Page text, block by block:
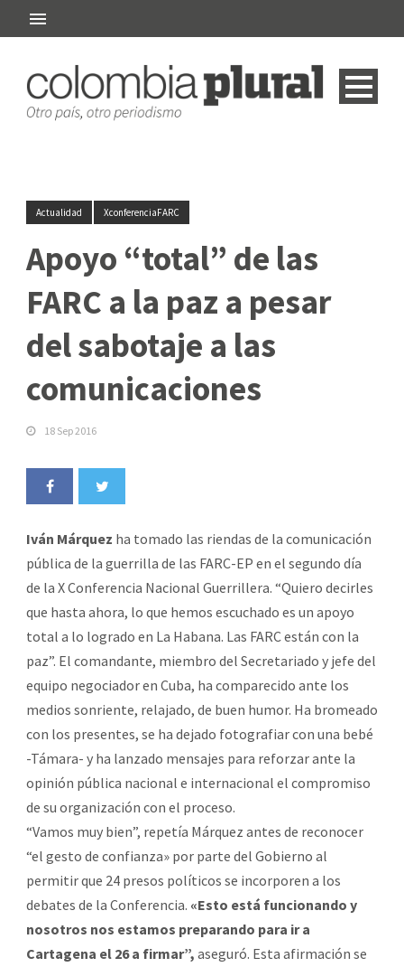
Actualidad XconferenciaFARC
Apoyo “total” de las
FARC a la paz a pesar
del sabotaje a las
comunicaciones
18 Sep 2016
Iván Márquez ha tomado las riendas de la comunicación
pública de la guerrilla de las FARC-EP en el segundo día
de la X Conferencia Nacional Guerrillera. “Quiero decirles
que hasta ahora, lo que hemos escuchado es un apoyo
total a lo logrado en La Habana. Las FARC están con la
paz”. El comandante, miembro del Secretariado y jefe del
equipo negociador en Cuba, ha comparecido ante los
medios sonriente, relajado, de buen humor. Ha bromeado
con los presentes, se ha dejado fotografiar con una bebé
-Támara- y ha lanzado mensajes para reforzar ante la
opinión pública nacional e internacional el compromiso
de su organización con el proceso.
“Vamos muy bien”, repetía Márquez antes de reconocer
“el gesto de confianza» por parte del Gobierno al
permitir que 24 presos políticos se incorporen a los
debates de la Conferencia. «Esto está funcionando y
nosotros nos estamos preparando para ir a
Cartagena el 26 a firmar”, aseguró. Esta afirmación se